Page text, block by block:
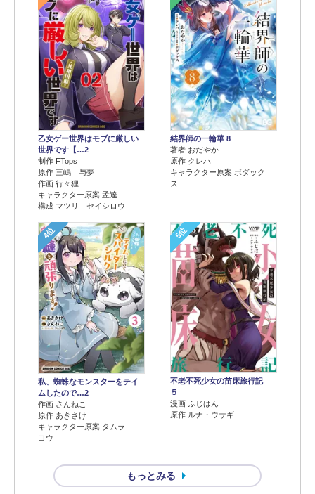
乙女ゲー世界はモブに厳しい
世界です【…2
制作 FTops
原作 三嶋 与夢
作画 行々狸
キャラクター原案 孟達
構成 マツリ セイシロウ
結界師の一輪華 8
著者 おだやか
原作 クレハ
キャラクター原案 ボダック
ス
4位
私、蜘蛛なモンスターをテイ
ムしたので…2
作画 さんねこ
原作 あきさけ
キャラクター原案 タムラ
ヨウ
5位
不老不死少女の苗床旅行記
５
漫画 ふじはん
原作 ルナ・ウサギ
もっとみる